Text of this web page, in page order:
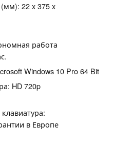
22 x 375 x
работа
Windows 10 Pro 64 Bit
HD 720p
в Европе